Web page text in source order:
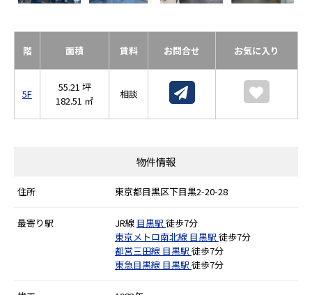
階 面積 賃料 お問合せ お気に入り
5F
55.21 坪
182.51 ㎡
相談
物件情報
住所 東京都目黒区下目黒2-20-28
最寄り駅 JR線 目黒駅 徒歩7分
東京メトロ南北線 目黒駅 徒歩7分
都営三田線 目黒駅 徒歩7分
東急目黒線 目黒駅 徒歩7分